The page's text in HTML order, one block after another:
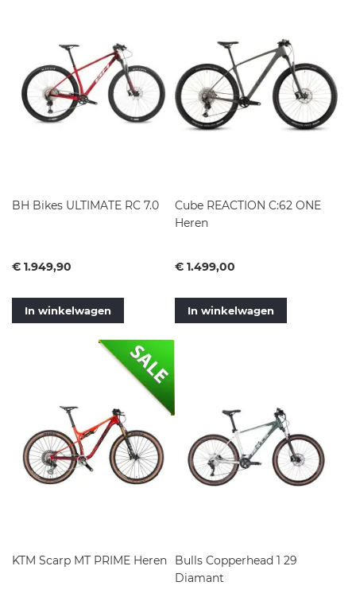
BH Bikes ULTIMATE RC 7.0
Vanaf
€ 1.949,90
In winkelwagen
Cube REACTION C:62 ONE
Heren
Vanaf
€ 1.499,00
In winkelwagen
KTM Scarp MT PRIME Heren
Bulls Copperhead 1 29
Diamant